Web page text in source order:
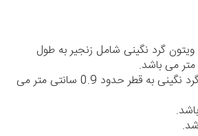
گرد نگینی شامل زنجیر به طول
تک لویی ویتون گرد نگینی به قطر حدود 0.9 سانتی متر می